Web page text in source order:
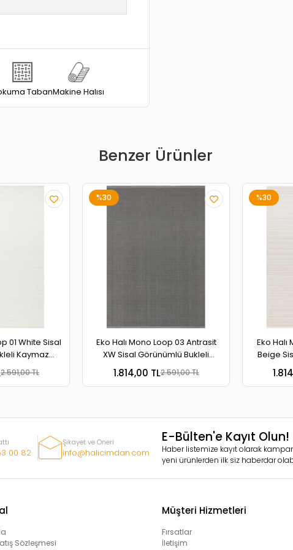
TabanMakine Halısı
Benzer Ürünler
01 White Sisal
Kaymaz
Halı
2.591,00 TL
%30
Eko Halı Mono Loop 03 Antrasit
XW Sisal Görünümlü Bukleli
Kaymaz Tabanlı Yıkanabilir Halı
1.814,00 TL2.591,00 TL
%30
Eko
Beige
Kaymaz
00 82
Şikayet ve Öneri
info@halicimdan.com
E-Bülten'e Kayıt Olun!
Haber listemize kayıt olarak
yeni ürünlerden ilk siz haberdar
Sözleşmesi
Müşteri Hizmetleri
Fırsatlar
İletişim